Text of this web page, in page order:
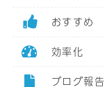
おすすめ
効率化
ブログ報告